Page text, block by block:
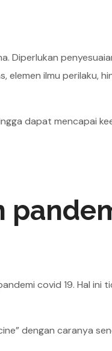
Diperlukan
elemen ilmu perilaku,
dapat mencapai
covid 19. Hal ini
dengan caranya